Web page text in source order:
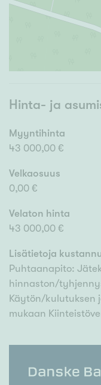
Hinta- ja
Myyntihinta
43 000,00 €
Velkaosuus
0,00 €
Velaton hinta
43 000,00 €
Lisätietoja
Puhtaanapito:
hinnaston/
Käytön/kulutuksen
mukaan